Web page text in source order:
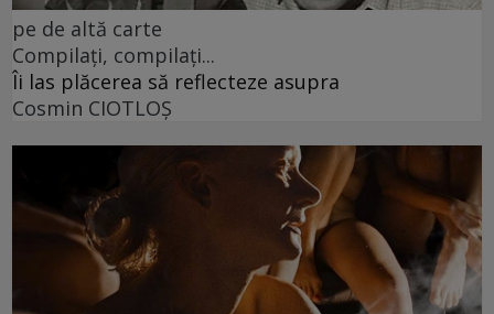
pe de altă carte
Compilați, compilați...
Îi las plăcerea să reflecteze asupra
Cosmin CIOTLOŞ